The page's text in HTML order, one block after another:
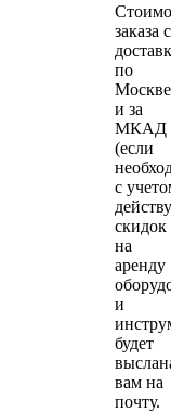
заказа с
по
Москве
и за
МКАД
(если
с
скидок
на
аренду
и
будет
вам на
почту.